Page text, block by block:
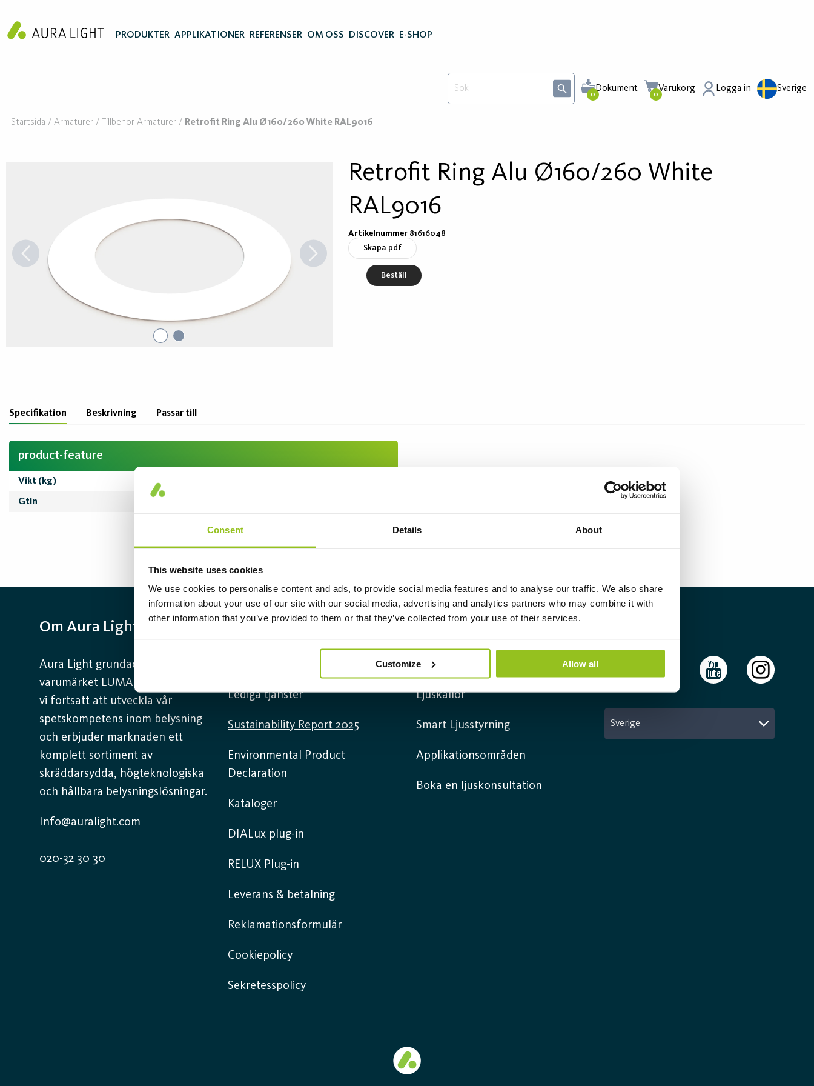
Consent Details About
This website uses cookies
We use cookies to personalise content and ads, to provide social media features and to analyse our traffic. We also share
information about your use of our site with our social media, advertising and analytics partners who may combine it with
other information that you’ve provided to them or that they’ve collected from your use of their services.
Customize Allow all
PRODUKTER APPLIKATIONER REFERENSER OM OSS DISCOVER E-SHOP
0
Dokument
0
Varukorg Logga in Sverige
Startsida Armaturer Tillbehör Armaturer Retrofit Ring Alu Ø160/260 White RAL9016
Retrofit Ring Alu Ø160/260 White
RAL9016
Artikelnummer 81616048
Skapa pdf
Beställ
Specifikation Beskrivning Passar till
product-feature
Vikt (kg)
Gtin
Om Aura Light
Aura Light grundades 1930 under
varumärket LUMA. Härifrån har
vi fortsatt att utveckla vår
spetskompetens inom belysning
och erbjuder marknaden ett
komplett sortiment av
skräddarsydda, högteknologiska
och hållbara belysningslösningar.
Info@auralight.com
020-32 30 30
Information
Lediga tjänster
Sustainability Report 2025
Environmental Product
Declaration
Kataloger
DIALux plug-in
RELUX Plug-in
Leverans & betalning
Reklamationsformulär
Cookiepolicy
Sekretesspolicy
Produkter
Armaturer
Ljuskällor
Smart Ljusstyrning
Applikationsområden
Boka en ljuskonsultation
Sverige